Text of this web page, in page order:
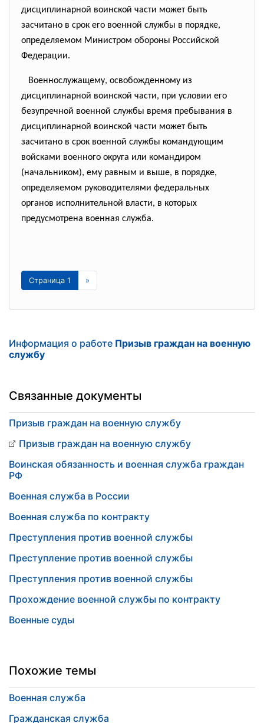
дисциплинарной воинской части может быть
засчитано в срок его военной службы в порядке,
определяемом Министром обороны Российской
Федерации.
Военнослужащему, освобожденному из
дисциплинарной воинской части, при условии его
безупречной военной службы время пребывания в
дисциплинарной воинской части может быть
засчитано в срок военной службы командующим
войсками военного округа или командиром
(начальником), ему равным и выше, в порядке,
определяемом руководителями федеральных
органов исполнительной власти, в которых
предусмотрена военная служба.
Страница 1 »
Информация о работе Призыв граждан на военную
службу
Связанные документы
Призыв граждан на военную службу
Призыв граждан на военную службу
Воинская обязанность и военная служба граждан
РФ
Военная служба в России
Военная служба по контракту
Преступления против военной службы
Преступление против военной службы
Преступления против военной службы
Прохождение военной службы по контракту
Военные суды
Похожие темы
Военная служба
Гражданская служба